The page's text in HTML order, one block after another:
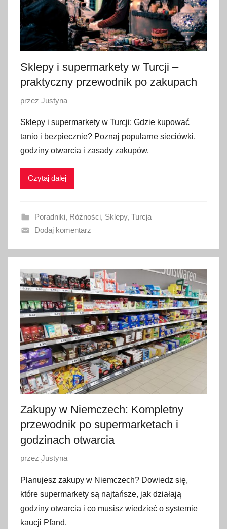
Sklepy i supermarkety w Turcji –
praktyczny przewodnik po zakupach
O
u
b
l
i
a
n
1
c
z
r
w
c
a
2
0
2
6
przez Justyna
Sklepy i supermarkety w Turcji: Gdzie kupować
tanio i bezpiecznie? Poznaj popularne sieciówki,
godziny otwarcia i zasady zakupów.
Czytaj dalej
Poradniki, Różności, Sklepy, Turcja
Dodaj komentarz
Zakupy w Niemczech: Kompletny
przewodnik po supermarketach i
godzinach otwarcia
O
u
b
l
i
przez Justyna
Planujesz zakupy w Niemczech? Dowiedz się,
które supermarkety są najtańsze, jak działają
godziny otwarcia i co musisz wiedzieć o systemie
kaucji Pfand.